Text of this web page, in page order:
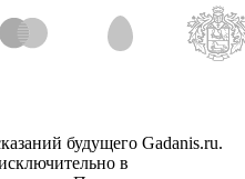
будущего Gadanis.ru.
в